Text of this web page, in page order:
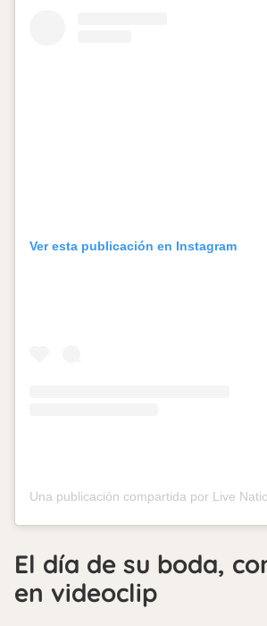
Ver esta publicación en Instagram
El día de su boda,
en videoclip